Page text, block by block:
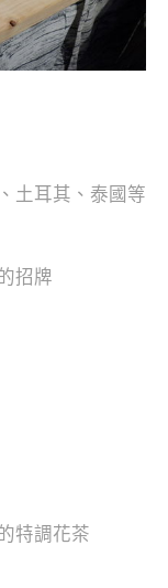
土耳其、泰國等
招牌
特調花茶